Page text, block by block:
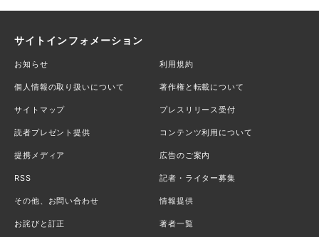
サイトインフォメーション
お知らせ 利用規約
個人情報の取り扱いについて 著作権と転載について
サイトマップ プレスリリース受付
読者プレゼント提供 コンテンツ利用について
提携メディア 広告のご案内
RSS 記者・ライター募集
その他、お問い合わせ 情報提供
お詫びと訂正 著者一覧